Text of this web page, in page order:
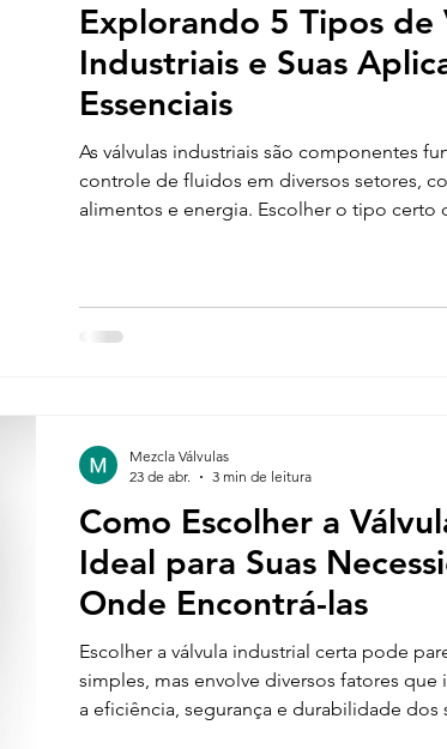
Explorando 5 Tipos de
Industriais e Suas
Essenciais
As válvulas industriais são componentes
controle de fluidos em diversos setores,
alimentos e energia. Escolher o tipo certo
Como Escolher a
Ideal para Suas
Onde Encontrá-las
Escolher a válvula industrial certa pode
simples, mas envolve diversos fatores
a eficiência, segurança e durabilidade dos
Mezcla Válvulas
23 de abr.
3 min de leitura